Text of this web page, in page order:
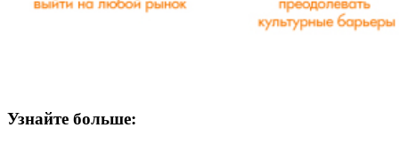
Узнайте больше: